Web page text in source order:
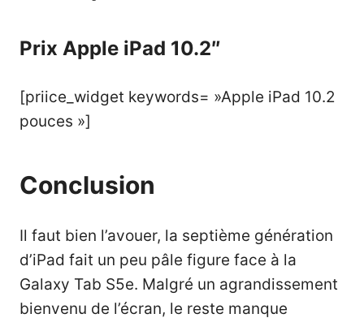
Prix Apple iPad 10.2″
[priice_widget keywords= »Apple iPad 10.2
pouces »]
Conclusion
Il faut bien l’avouer, la septième génération
d’iPad fait un peu pâle figure face à la
Galaxy Tab S5e. Malgré un agrandissement
bienvenu de l’écran, le reste manque